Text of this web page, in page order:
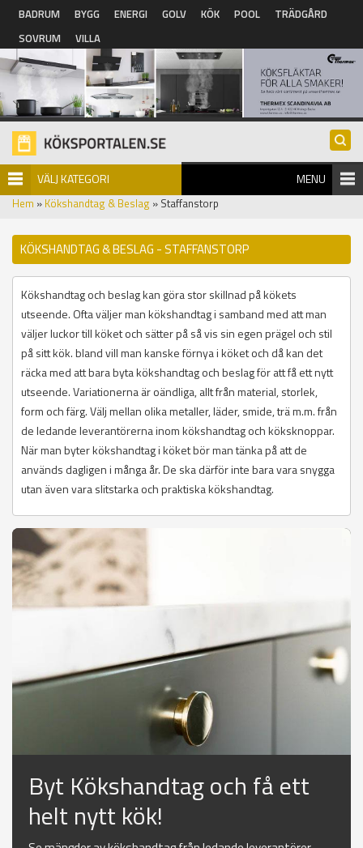
Hoppa till huvudinnehåll
BADRUM BYGG ENERGI GOLV KÖK POOL
TRÄDGÅRD
SOVRUM
VILLA
VÄLJ KATEGORI MENU
Hem » Kökshandtag & Beslag » Staffanstorp
KÖKSHANDTAG & BESLAG - STAFFANSTORP
Kökshandtag och beslag kan göra stor skillnad på kökets
utseende. Ofta väljer man kökshandtag i samband med att man
väljer luckor till köket och sätter på så vis sin egen prägel och stil
på sitt kök. bland vill man kanske förnya i köket och då kan det
räcka med att bara byta kökshandtag och beslag för att få ett nytt
utseende. Variationerna är oändliga, allt från material, storlek,
form och färg. Välj mellan olika metaller, läder, smide, trä m.m. från
de ledande leverantörerna inom kökshandtag och köksknoppar.
När man byter kökshandtag i köket bör man tänka på att de
används dagligen i många år. De ska därför inte bara vara snygga
utan även vara slitstarka och praktiska kökshandtag.
Byt Kökshandtag och få ett
helt nytt kök!